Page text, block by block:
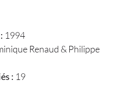
1994
Renaud & Philippe
: 19